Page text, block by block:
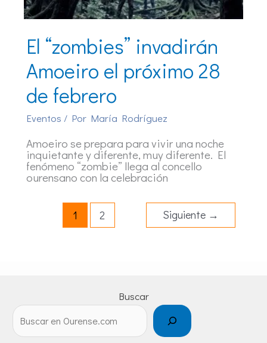
El “zombies” invadirán
Amoeiro el próximo 28
de febrero
Eventos / Por María Rodríguez
Amoeiro se prepara para vivir una noche
inquietante y diferente, muy diferente. El
fenómeno “zombie” llega al concello
ourensano con la celebración
1 2 Siguiente →
Buscar